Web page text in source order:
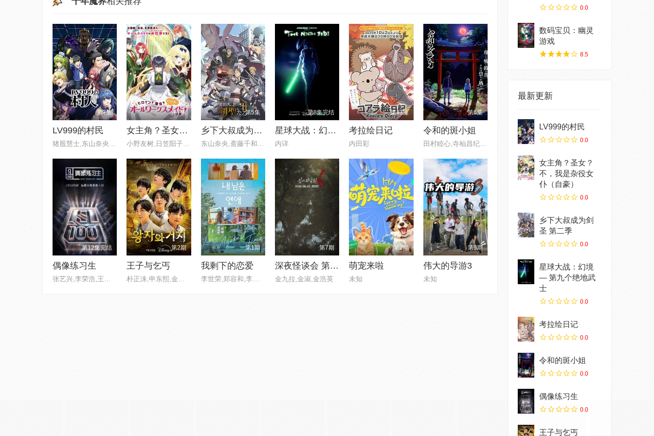
第7集
LV999的村民
猪股慧士,东山奈央,江头宏哉,岛
第7集
女主角？圣女？不，我是杂役女仆（自豪）
小野友树,日笠阳子,大久保瑠美,
第5集
乡下大叔成为剑圣 第二季
东山奈央,斋藤千和,平田广明,石
第8集完结
星球大战：幻境 — 第九个绝地武士
内详
第43集
考拉绘日记
内田彩
第6集
令和的斑小姐
田村睦心,寺杣昌纪,津田美波,寺
第12集完结
偶像练习生
第2期
王子与乞丐
第1期
我剩下的恋爱
第7期
深夜怪谈会 第六季
金九拉,金淑,金浩英
第2期
萌宠来啦
未知
第9期
伟大的导游3
未知
0.0
数码宝贝：幽灵
游戏
8.5
最新更新
LV999的村民
0.0
女主角？圣女？
不，我是杂役女
仆（自豪）
0.0
乡下大叔成为剑
圣 第二季
0.0
星球大战：幻境
— 第九个绝地武
士
0.0
考拉绘日记
0.0
令和的斑小姐
0.0
偶像练习生
0.0
王子与乞丐